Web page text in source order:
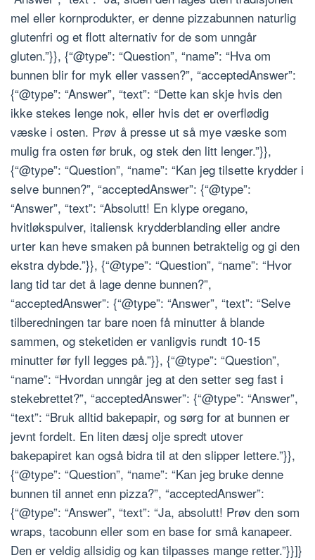
mel eller kornprodukter, er denne pizzabunnen naturlig
glutenfri og et flott alternativ for de som unngår
gluten.”}}, {“@type”: “Question”, “name”: “Hva om
bunnen blir for myk eller vassen?”, “acceptedAnswer”:
{“@type”: “Answer”, “text”: “Dette kan skje hvis den
ikke stekes lenge nok, eller hvis det er overflødig
væske i osten. Prøv å presse ut så mye væske som
mulig fra osten før bruk, og stek den litt lenger.”}},
{“@type”: “Question”, “name”: “Kan jeg tilsette krydder i
selve bunnen?”, “acceptedAnswer”: {“@type”:
“Answer”, “text”: “Absolutt! En klype oregano,
hvitløkspulver, italiensk krydderblanding eller andre
urter kan heve smaken på bunnen betraktelig og gi den
ekstra dybde.”}}, {“@type”: “Question”, “name”: “Hvor
lang tid tar det å lage denne bunnen?”,
“acceptedAnswer”: {“@type”: “Answer”, “text”: “Selve
tilberedningen tar bare noen få minutter å blande
sammen, og steketiden er vanligvis rundt 10-15
minutter før fyll legges på.”}}, {“@type”: “Question”,
“name”: “Hvordan unngår jeg at den setter seg fast i
stekebrettet?”, “acceptedAnswer”: {“@type”: “Answer”,
“text”: “Bruk alltid bakepapir, og sørg for at bunnen er
jevnt fordelt. En liten dæsj olje spredt utover
bakepapiret kan også bidra til at den slipper lettere.”}},
{“@type”: “Question”, “name”: “Kan jeg bruke denne
bunnen til annet enn pizza?”, “acceptedAnswer”:
{“@type”: “Answer”, “text”: “Ja, absolutt! Prøv den som
wraps, tacobunn eller som en base for små kanapeer.
Den er veldig allsidig og kan tilpasses mange retter.”}}]}